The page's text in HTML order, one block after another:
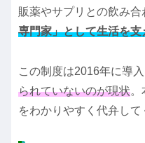
販薬やサプリとの飲み合
専門家」として生活を支
この制度は2016年に導入
られていないのが現状。
をわかりやすく代弁して